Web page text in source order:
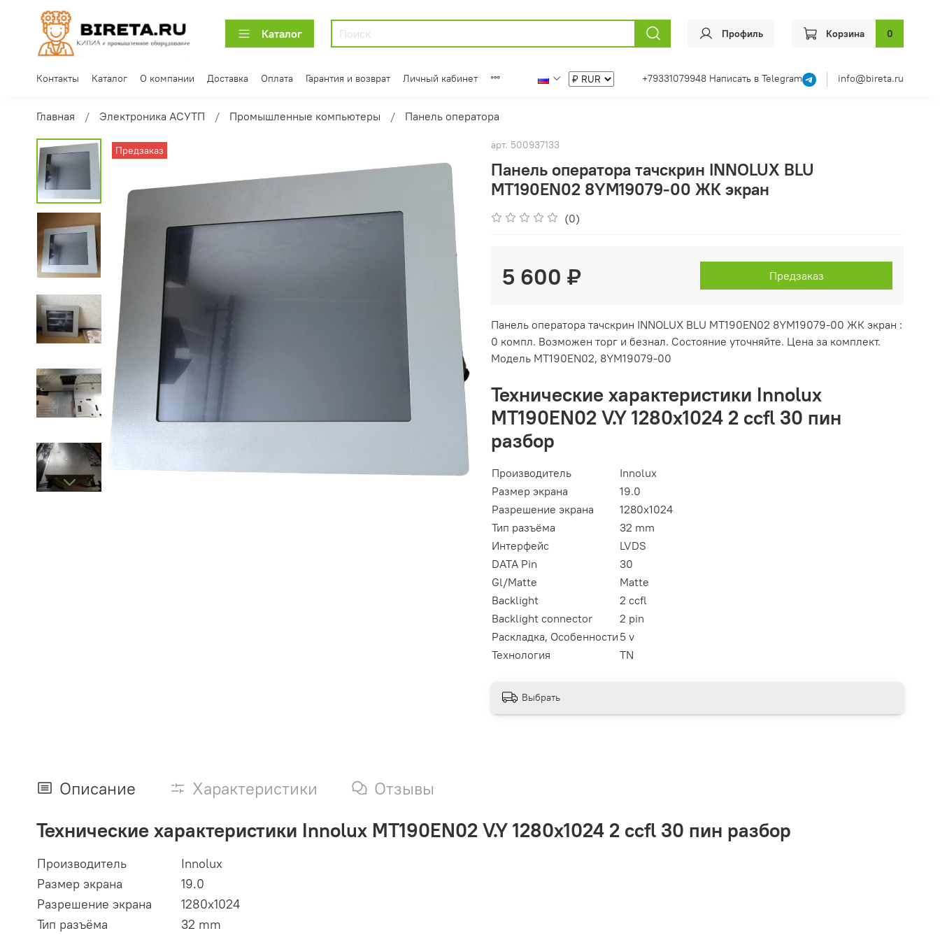
Каталог Профиль Корзина 0
Контакты Каталог О компании Доставка Оплата Гарантия и возврат Личный кабинет +79331079948 Написать в Telegram info@bireta.ru
Главная Электроника АСУТП Промышленные компьютеры Панель оператора
Предзаказ арт. 500937133
Панель оператора тачскрин INNOLUX BLU
MT190EN02 8YM19079-00 ЖК экран
(0)
5 600 ₽ Предзаказ
Панель оператора тачскрин INNOLUX BLU MT190EN02 8YM19079-00 ЖК экран :
0 компл. Возможен торг и безнал. Состояние уточняйте. Цена за комплект.
Модель MT190EN02, 8YM19079-00
Технические характеристики Innolux
MT190EN02 V.Y 1280x1024 2 ccfl 30 пин
разбор
Производитель
Innolux
Размер экрана
19.0
Разрешение экрана
1280x1024
Тип разъёма
32 mm
Интерфейс
LVDS
DATA Pin
30
Gl/Matte
Matte
Backlight
2 ccfl
Backlight connector
2 pin
Раскладка, Особенности 5 v
Технология
TN
Выбрать
Описание Характеристики Отзывы
Технические характеристики Innolux MT190EN02 V.Y 1280x1024 2 ccfl 30 пин разбор
Производитель
Innolux
Размер экрана
19.0
Разрешение экрана
1280x1024
Тип разъёма
32 mm